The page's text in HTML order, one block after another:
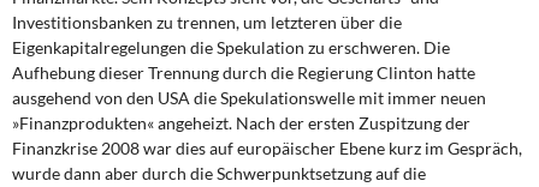
Investitionsbanken zu trennen, um letzteren über die
Eigenkapitalregelungen die Spekulation zu erschweren. Die
Aufhebung dieser Trennung durch die Regierung Clinton hatte
ausgehend von den USA die Spekulationswelle mit immer neuen
»Finanzprodukten« angeheizt. Nach der ersten Zuspitzung der
Finanzkrise 2008 war dies auf europäischer Ebene kurz im Gespräch,
wurde dann aber durch die Schwerpunktsetzung auf die